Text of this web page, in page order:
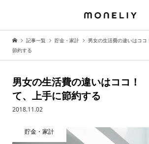
記事一覧 貯金・家計
男女の生活費の違いはコ
節約する
男女の生活費の違いはココ！
て、上手に節約する
2018.11.02
貯金・家計